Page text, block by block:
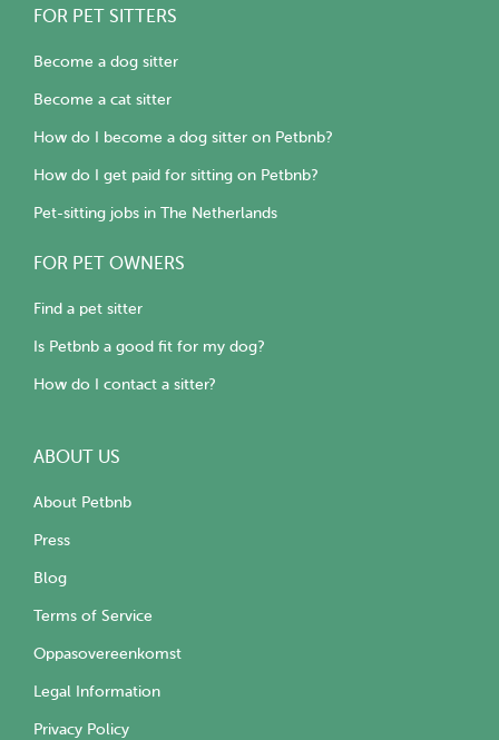
FOR PET SITTERS
Become a dog sitter
Become a cat sitter
How do I become a dog sitter on Petbnb?
How do I get paid for sitting on Petbnb?
Pet-sitting jobs in The Netherlands
FOR PET OWNERS
Find a pet sitter
Is Petbnb a good fit for my dog?
How do I contact a sitter?
ABOUT US
About Petbnb
Press
Blog
Terms of Service
Oppasovereenkomst
Legal Information
Privacy Policy